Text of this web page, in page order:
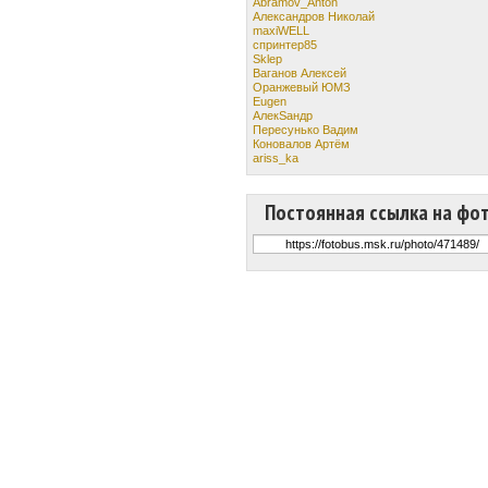
Александров Николай
maxiWELL
спринтер85
Sklep
Ваганов Алексей
Оранжевый ЮМЗ
Eugen
АлекSандр
Пересунько Вадим
Коновалов Артём
ariss_ka
Постоянная ссылка на